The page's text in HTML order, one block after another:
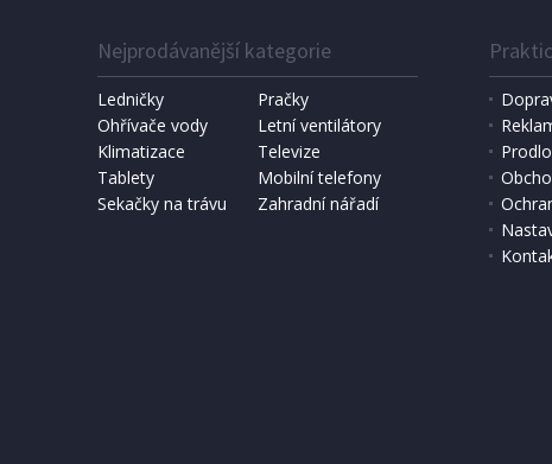
IHNED K EXPEDICI
1 190 Kč Přidat do košíku 6 490 Kč
DOMÁCÍ PEKÁRNA CHLEBA
Bravo B 4262
SOLÁRNÍ
Hawaj
DOPRAVA
Nejprodávanější kategorie
Ledničky
Pračky
Ohřívače vody
Letní ventilátory
Klimatizace
Televize
Tablety
Mobilní telefony
Sekačky na trávu
Zahradní nářadí